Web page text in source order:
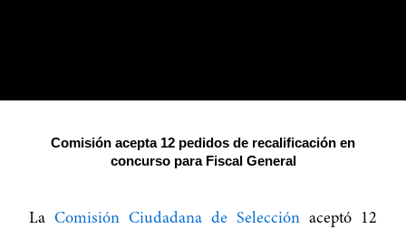
Comisión acepta 12 pedidos de recalificación en
concurso para Fiscal General
LaComisión Ciudadana de Selecciónaceptó 12